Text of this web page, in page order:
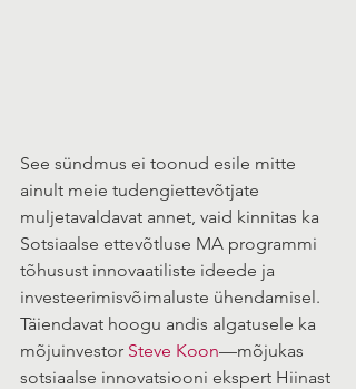
See sündmus ei toonud esile mitte
ainult meie tudengiettevõtjate
muljetavaldavat annet, vaid kinnitas ka
Sotsiaalse ettevõtluse MA programmi
tõhusust innovaatiliste ideede ja
investeerimisvõimaluste ühendamisel.
Täiendavat hoogu andis algatusele ka
mõjuinvestor Steve Koon—mõjukas
sotsiaalse innovatsiooni ekspert Hiinast